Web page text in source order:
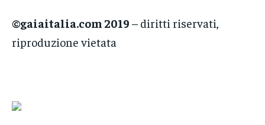
©gaiaitalia.com 2019 – diritti riservati,
riproduzione vietata